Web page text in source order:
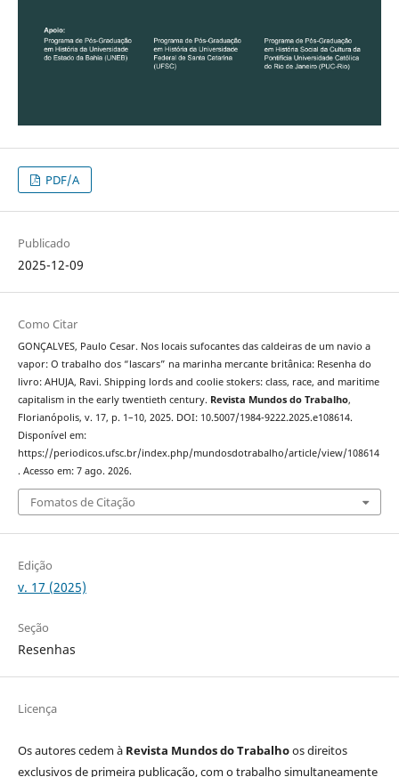
PDF/A
Publicado
2025-12-09
Como Citar
GONÇALVES, Paulo Cesar. Nos locais sufocantes das caldeiras de um navio a
vapor: O trabalho dos “lascars” na marinha mercante britânica: Resenha do
livro: AHUJA, Ravi. Shipping lords and coolie stokers: class, race, and maritime
capitalism in the early twentieth century. Revista Mundos do Trabalho,
Florianópolis, v. 17, p. 1–10, 2025. DOI: 10.5007/1984-9222.2025.e108614.
Disponível em:
https://periodicos.ufsc.br/index.php/mundosdotrabalho/article/view/108614
. Acesso em: 7 ago. 2026.
Fomatos de Citação
Edição
v. 17 (2025)
Seção
Resenhas
Licença
Os autores cedem à Revista Mundos do Trabalhoos direitos
exclusivos de primeira publicação, com o trabalho simultaneamente